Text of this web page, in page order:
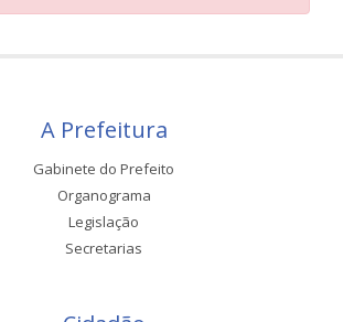
A Prefeitura
Gabinete do Prefeito
Organograma
Legislação
Secretarias